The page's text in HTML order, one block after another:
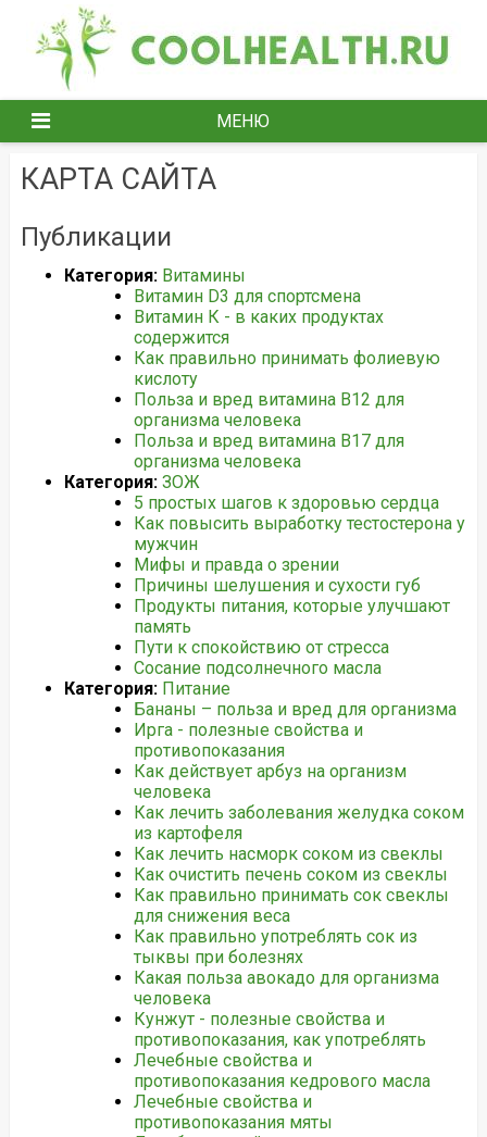
содержимому
МЕНЮ
КАРТА САЙТА
Публикации
Категория: Витамины
Витамин D3 для спортсмена
Витамин К - в каких продуктах
содержится
Как правильно принимать фолиевую
кислоту
Польза и вред витамина B12 для
организма человека
Польза и вред витамина B17 для
организма человека
Категория: ЗОЖ
5 простых шагов к здоровью сердца
Как повысить выработку тестостерона у
мужчин
Мифы и правда о зрении
Причины шелушения и сухости губ
Продукты питания, которые улучшают
память
Пути к спокойствию от стресса
Сосание подсолнечного масла
Категория: Питание
Бананы – польза и вред для организма
Ирга - полезные свойства и
противопоказания
Как действует арбуз на организм
человека
Как лечить заболевания желудка соком
из картофеля
Как лечить насморк соком из свеклы
Как очистить печень соком из свеклы
Как правильно принимать сок свеклы
для снижения веса
Как правильно употреблять сок из
тыквы при болезнях
Какая польза авокадо для организма
человека
Кунжут - полезные свойства и
противопоказания, как употреблять
Лечебные свойства и
противопоказания кедрового масла
Лечебные свойства и
противопоказания мяты